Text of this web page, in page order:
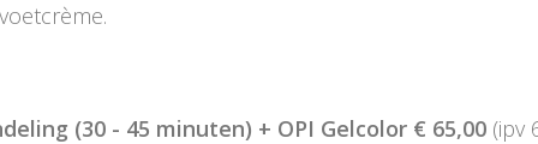
(30 - 45 minuten) + OPI Gelcolor € 65,00 (ipv